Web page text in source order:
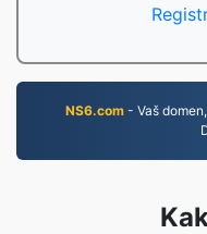
NS6.com- Vaš